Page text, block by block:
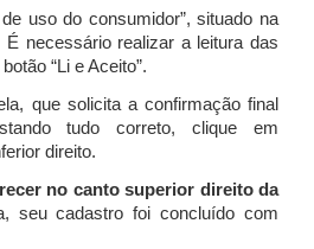
uso do consumidor”, situado na
É necessário realizar a leitura das
“Li e Aceito”.
que solicita a confirmação final
tudo correto, clique em
direito.
no canto superior direito da
seu cadastro foi concluído com